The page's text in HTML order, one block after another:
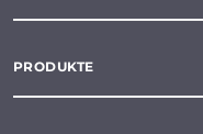
PRODUKTE